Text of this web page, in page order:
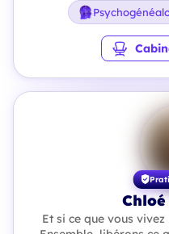
Chloé
Et si ce que vous